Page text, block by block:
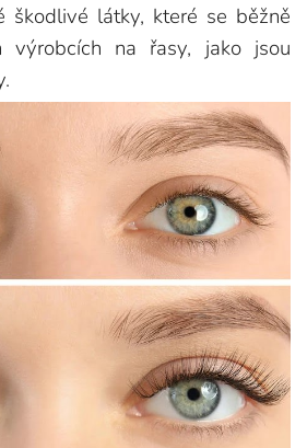
škodlivé látky, které se běžně
výrobcích na řasy, jako jsou